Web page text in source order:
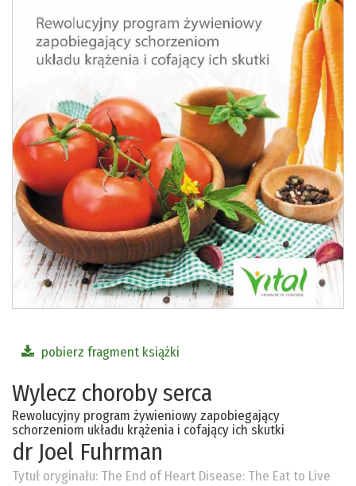
pobierz fragment książki
Wylecz choroby serca
Rewolucyjny program żywieniowy zapobiegający
schorzeniom układu krążenia i cofający ich skutki
dr Joel Fuhrman
Tytuł oryginału: The End of Heart Disease: The Eat to Live